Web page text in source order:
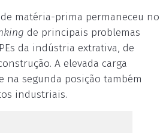
matéria-prima permaneceu no
de principais problemas
da indústria extrativa, de
A elevada carga
na segunda posição também
industriais.